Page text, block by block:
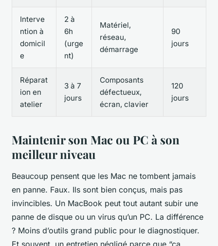
Interve
ntion à
domicil
e
2 à
6h
(urge
nt)
Matériel,
réseau,
démarrage
90
jours
Réparat
ion en
atelier
3 à 7
jours
Composants
défectueux,
écran, clavier
120
jours
Maintenir son Mac ou PC à son
meilleur niveau
Beaucoup pensent que les Mac ne tombent jamais
en panne. Faux. Ils sont bien conçus, mais pas
invincibles. Un MacBook peut tout autant subir une
panne de disque ou un virus qu’un PC. La différence
? Moins d’outils grand public pour le diagnostiquer.
Et souvent, un entretien négligé parce que “ça